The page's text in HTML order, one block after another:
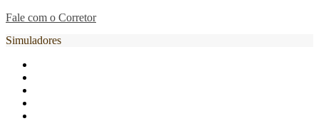
Fale com o Corretor
Simuladores